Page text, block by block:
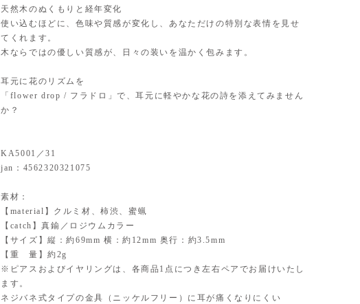
天然木のぬくもりと経年変化
使い込むほどに、色味や質感が変化し、あなただけの特別な表情を見せ
てくれます。
木ならではの優しい質感が、日々の装いを温かく包みます。
耳元に花のリズムを
「flower drop / フラドロ」で、耳元に軽やかな花の詩を添えてみません
か？
KA5001／31
jan：4562320321075
素材：
【material】クルミ材、柿渋、蜜蝋
【catch】真鍮／ロジウムカラー
【サイズ】縦：約69mm 横：約12mm 奥行：約3.5mm
【重 量】約2g
※ピアスおよびイヤリングは、各商品1点につき左右ペアでお届けいたし
ます。
ネジバネ式タイプの金具（ニッケルフリー）に耳が痛くなりにくい